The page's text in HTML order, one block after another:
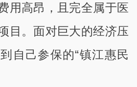
用高昂，且完全属于医
目。面对巨大的经济压
自己参保的“镇江惠民